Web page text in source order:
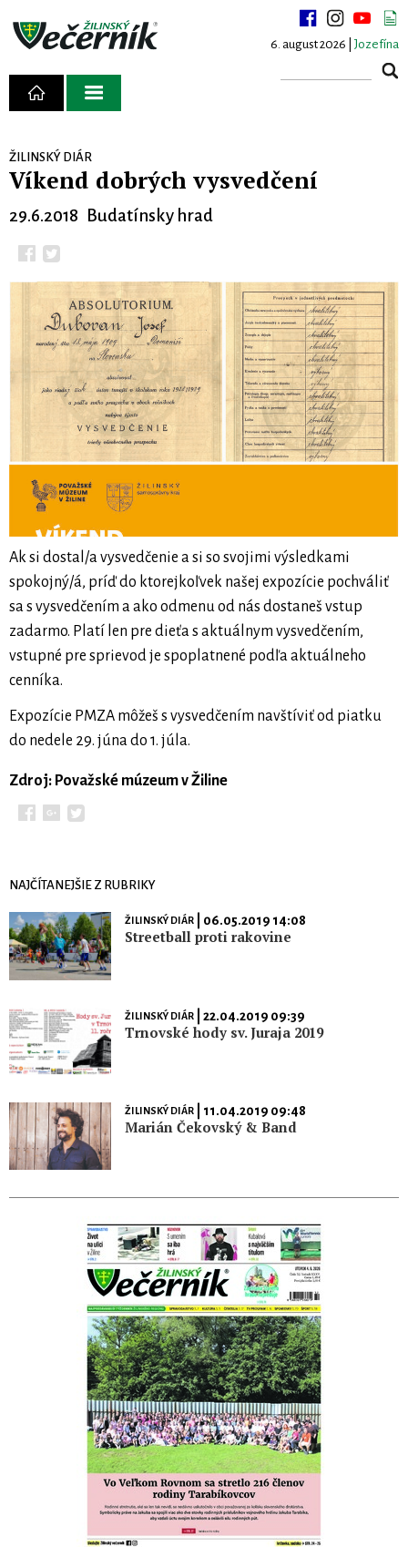
6. august 2026 | Jozefína
ŽILINSKÝ DIÁR
Víkend dobrých vysvedčení
29.6.2018 Budatínsky hrad
Ak si dostal/a vysvedčenie a si so svojimi výsledkami
spokojný/á, príď do ktorejkoľvek našej expozície pochváliť
sa s vysvedčením a ako odmenu od nás dostaneš vstup
zadarmo. Platí len pre dieťa s aktuálnym vysvedčením,
vstupné pre sprievod je spoplatnené podľa aktuálneho
cenníka.
Expozície PMZA môžeš s vysvedčením navštíviť od piatku
do nedele 29. júna do 1. júla.
Zdroj: Považské múzeum v Žiline
NAJČÍTANEJŠIE Z RUBRIKY
ŽILINSKÝ DIÁR| 06.05.2019 14:08
Streetball proti rakovine
ŽILINSKÝ DIÁR| 22.04.2019 09:39
Trnovské hody sv. Juraja 2019
ŽILINSKÝ DIÁR| 11.04.2019 09:48
Marián Čekovský & Band